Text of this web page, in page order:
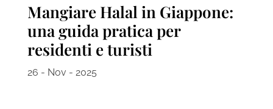
Mangiare Halal in Giappone:
una guida pratica per
residenti e turisti
26 - Nov - 2025